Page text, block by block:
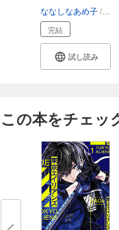
ななしなあめ子
完結
試し読み
この本をチェッ